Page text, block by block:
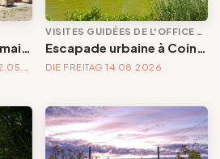
Ancrages | Danièle Lemaire & Hélène Locoge au Trinkhall museum
VISITES GUIDÉES DE L'OFFICE DE TOURISME
Escapade urbaine à Cointe : quand les rues s'appellent la nature (1re partie : quartier du Batty et parc privé)
DIE FREITAG 14.08.2026